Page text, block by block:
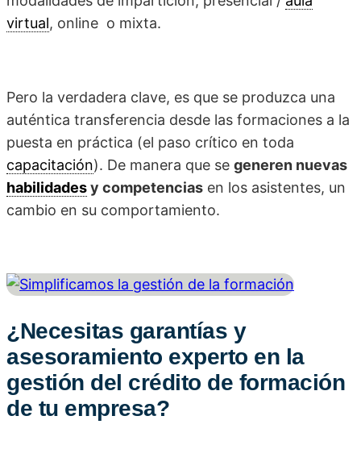
virtual, online o mixta.
Pero la verdadera clave, es que se produzca una
auténtica transferencia desde las formaciones a la
puesta en práctica (el paso crítico en toda
capacitación). De manera que se generen nuevas
habilidadesy competencias en los asistentes, un
cambio en su comportamiento.
¿Necesitas garantías y
asesoramiento experto en la
gestión del crédito de formación
de tu empresa?